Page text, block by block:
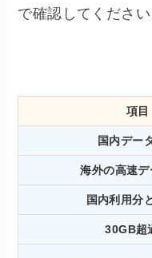
で確認してください
項目
国内デー
海外の高速
国内利用分
30GB超